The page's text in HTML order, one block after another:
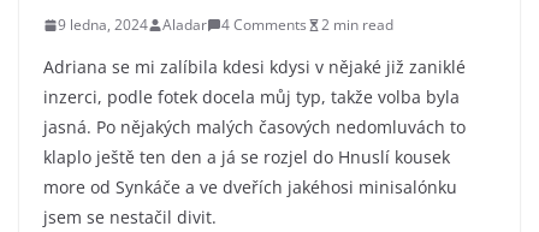
9 ledna, 2024 Aladar 4 Comments 2 min read
Adriana se mi zalíbila kdesi kdysi v nějaké již zaniklé
inzerci, podle fotek docela můj typ, takže volba byla
jasná. Po nějakých malých časových nedomluvách to
klaplo ještě ten den a já se rozjel do Hnuslí kousek
more od Synkáče a ve dveřích jakéhosi minisalónku
jsem se nestačil divit.